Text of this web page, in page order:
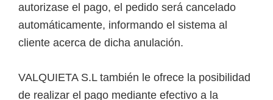
autorizase el pago, el pedido será cancelado
automáticamente, informando el sistema al
cliente acerca de dicha anulación.
VALQUIETA S.L también le ofrece la posibilidad
de realizar el pago mediante efectivo a la